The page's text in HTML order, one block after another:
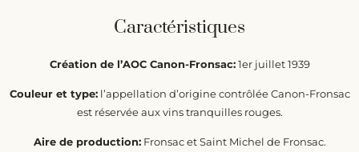
Caractéristiques
Création de l’AOC Canon-Fronsac:1er juillet 1939
Couleur et type:l’appellation d’origine contrôlée Canon-Fronsac
est réservée aux vins tranquilles rouges.
Aire de production:Fronsac et Saint Michel de Fronsac.